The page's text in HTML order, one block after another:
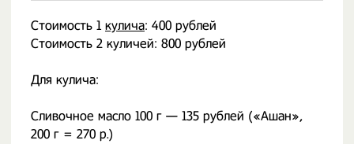
Стоимость 1 кулича: 400 рублей
Стоимость 2 куличей: 800 рублей
Для кулича:
Сливочное масло 100 г — 135 рублей («Ашан»,
200 г = 270 р.)